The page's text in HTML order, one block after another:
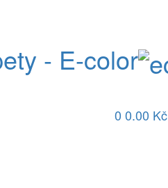
- E-color
0 0.00 Kč